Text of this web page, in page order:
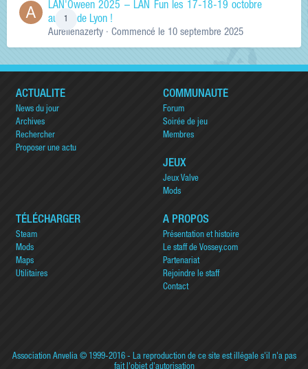
LAN'Oween 2025 – LAN Fun les 17-18-19 octobre
au sud de Lyon !
Aurelienazerty · Commencé le 10 septembre 2025
ACTUALITÉ
News du jour
Archives
Rechercher
Proposer une actu
COMMUNAUTÉ
Forum
Soirée de jeu
Membres
JEUX
Jeux Valve
Mods
TÉLÉCHARGER
Steam
Mods
Maps
Utilitaires
A PROPOS
Présentation et histoire
Le staff de Vossey.com
Partenariat
Rejoindre le staff
Contact
Association Anvelia© 1999-2016 - La reproduction de ce site est illégale s'il n'a pas